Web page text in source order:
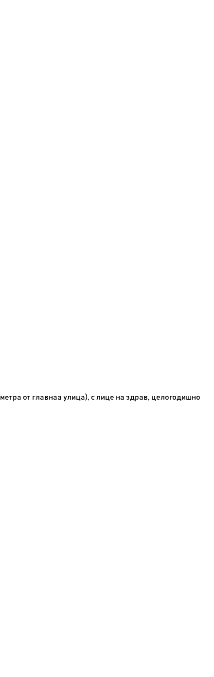
от главнаа улица), с лице на здрав, целогодишно